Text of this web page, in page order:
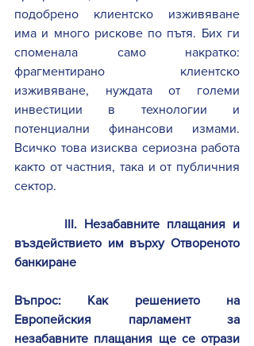
подобрено клиентско изживяване
има и много рискове по пътя. Бих ги
споменала само накратко:
фрагментирано клиентско
изживяване, нуждата от големи
инвестиции в технологии и
потенциални финансови измами.
Всичко това изисква сериозна работа
както от частния, така и от публичния
сектор.
III. Незабавните плащания и
въздействието им върху Отвореното
банкиране
Въпрос: Как решението на
Европейския парламент за
незабавните плащания ще се отрази